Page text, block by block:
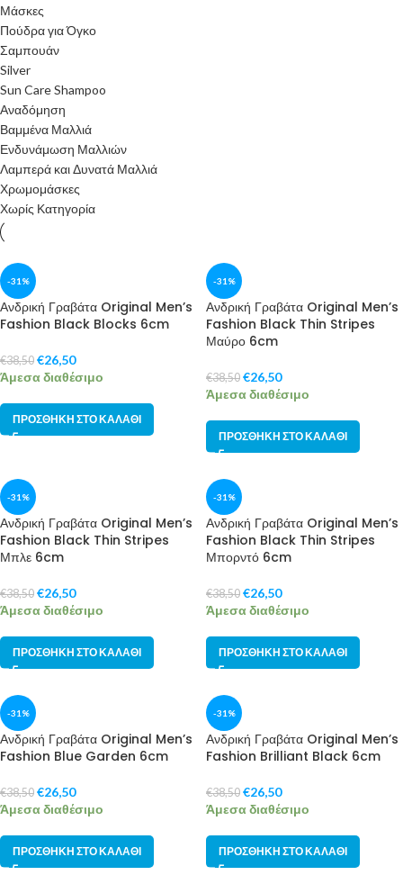
Μάσκες
Πούδρα για Όγκο
Σαμπουάν
Silver
Sun Care Shampoo
Αναδόμηση
Βαμμένα Μαλλιά
Ενδυνάμωση Μαλλιών
Λαμπερά και Δυνατά Μαλλιά
Χρωμομάσκες
Χωρίς Κατηγορία
-31%
Ανδρική Γραβάτα Original Men’s
Fashion Black Blocks 6cm
€38,50 €26,50
Άμεσα διαθέσιμο
ΠΡΟΣΘΉΚΗ ΣΤΟ ΚΑΛΆΘΙ
-31%
Ανδρική Γραβάτα Original Men’s
Fashion Black Thin Stripes
Μαύρο 6cm
€38,50 €26,50
Άμεσα διαθέσιμο
ΠΡΟΣΘΉΚΗ ΣΤΟ ΚΑΛΆΘΙ
-31%
Ανδρική Γραβάτα Original Men’s
Fashion Black Thin Stripes
Μπλε 6cm
€38,50 €26,50
Άμεσα διαθέσιμο
ΠΡΟΣΘΉΚΗ ΣΤΟ ΚΑΛΆΘΙ
-31%
Ανδρική Γραβάτα Original Men’s
Fashion Black Thin Stripes
Μπορντό 6cm
€38,50 €26,50
Άμεσα διαθέσιμο
ΠΡΟΣΘΉΚΗ ΣΤΟ ΚΑΛΆΘΙ
-31%
Ανδρική Γραβάτα Original Men’s
Fashion Blue Garden 6cm
€38,50 €26,50
Άμεσα διαθέσιμο
ΠΡΟΣΘΉΚΗ ΣΤΟ ΚΑΛΆΘΙ
-31%
Ανδρική Γραβάτα Original Men’s
Fashion Brilliant Black 6cm
€38,50 €26,50
Άμεσα διαθέσιμο
ΠΡΟΣΘΉΚΗ ΣΤΟ ΚΑΛΆΘΙ